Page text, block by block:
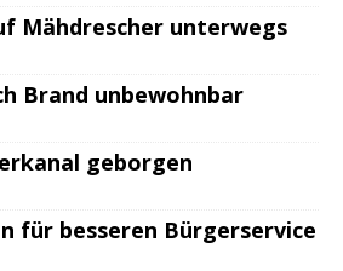
Mähdrescher unterwegs
Brand unbewohnbar
geborgen
für besseren Bürgerservice